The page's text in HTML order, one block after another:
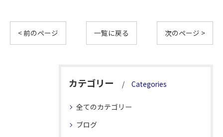
< 前のページ 一覧に戻る 次のページ >
カテゴリー Categories
全てのカテゴリー
ブログ